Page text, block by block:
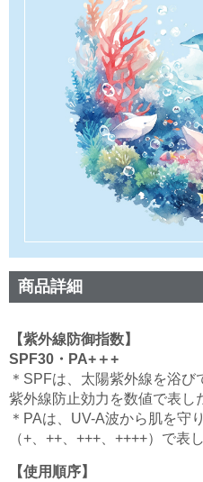
商品詳細
【紫外線防御指数】
SPF30・PA+＋+
＊SPFは、太陽紫外線を浴
紫外線防止効力を数値で表し
＊PAは、UV-A波から肌を守
（+、++、+++、++++）で表
【使用順序】